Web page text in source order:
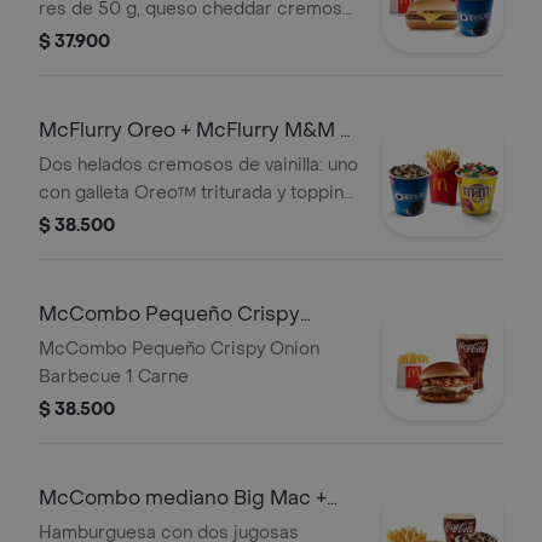
conservantes artificiales.
McFlurry de Oreo
res de 50 g, queso cheddar cremoso,
cebolla, pepinillos, salsa de tomate y
pequeñas crujientes, bebida pequeña
a elección y helado cremoso de
vainilla con galleta Oreo™ triturada y
topping de chocolate.
$ 37.900
McFlurry Oreo + McFlurry M&M +
Papas Grandes
Dos helados cremosos de vainilla: uno
con galleta Oreo™ triturada y topping
de chocolate, y otro con chocolates
grandes crujientes.
$ 38.500
McCombo Pequeño Crispy
Onion Barbecue 1 Carne
McCombo Pequeño Crispy Onion
Barbecue 1 Carne
$ 38.500
McCombo mediano Big Mac +
McFlurry de Oreo
Hamburguesa con dos jugosas